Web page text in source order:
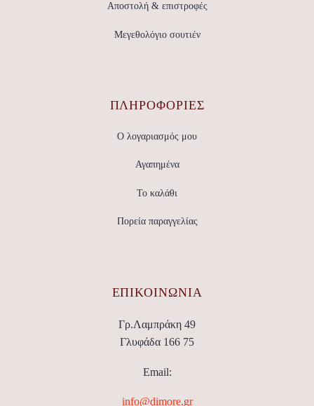
Αποστολή & επιστροφές
Μεγεθολόγιο σουτιέν
ΠΛΗΡΟΦΟΡΙΕΣ
Ο λογαριασμός μου
Αγαπημένα
Το καλάθι
Πορεία παραγγελίας
ΕΠΙΚΟΙΝΩΝΊΑ
Γρ.Λαμπράκη 49
Γλυφάδα 166 75
Email:
info@dimore.gr